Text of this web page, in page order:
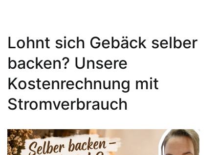
Lohnt sich Gebäck selber
backen? Unsere
Kostenrechnung mit
Stromverbrauch